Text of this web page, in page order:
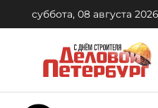
суббота, 08 августа 2026